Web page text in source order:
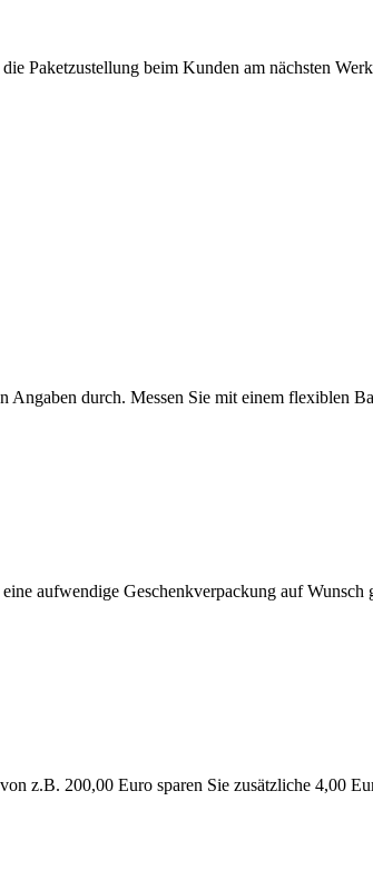
Paketzustellung beim Kunden am nächsten
durch. Messen Sie mit einem flexiblen
aufwendige Geschenkverpackung auf Wunsch
z.B. 200,00 Euro sparen Sie zusätzliche 4,00